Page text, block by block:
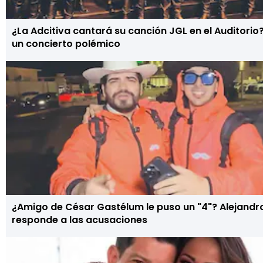
¿La Adcitiva cantará su canción JGL en el
un concierto polémico
¿Amigo de César Gastélum le puso un "4"?
responde a las acusaciones